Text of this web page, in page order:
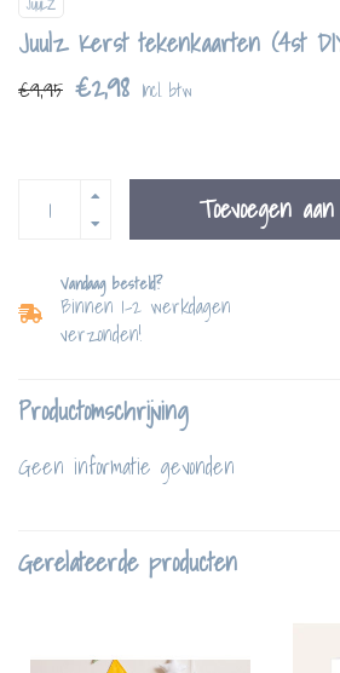
JUULZ
Juulz Kerst tekenkaarten (4st
€9,95 €2,98 Incl. btw
Toevoegen
Vandaag besteld?
Binnen 1-2 werkdagen
verzonden!
Productomschrijving
Geen informatie gevonden
Gerelateerde producten